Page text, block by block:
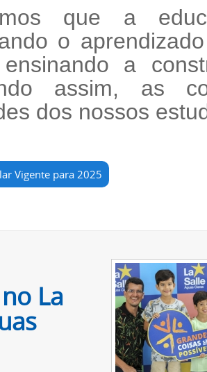
que a
o
a
assim, as
dos nossos
Vigente para 2025
La